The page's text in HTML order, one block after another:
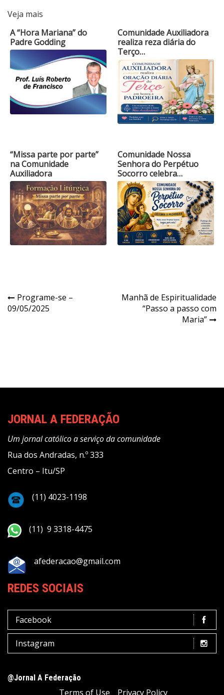
Veja mais
A “Hora Mariana” do
Padre Godding
Comunidade Auxiliadora
realiza reza diária do
Terço…
“Missa parte por parte”
na Comunidade
Auxiliadora
Comunidade Nossa
Senhora do Perpétuo
Socorro celebra…
Navegação
de
Programe-se –
09/05/2025
Manhã de Espiritualidade
“Passo a passo com
Maria”
JORNAL A FEDERAÇÃO
Um jornal católico a serviço da comunidade
Rua dos Andradas, n.º 333
Centro – Itu/SP
(11) 4023-1198
(11) 9 3318-4475
afederacao@gmail.com
REDES SOCIAIS
Facebook
Instagram
@Jornal A Federação
Terms of Use Privacy Policy